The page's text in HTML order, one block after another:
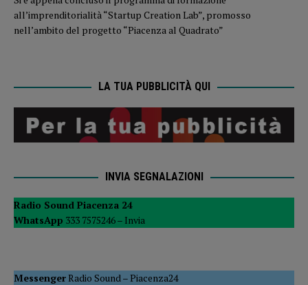
all’imprenditorialità “Startup Creation Lab”, promosso
nell’ambito del progetto “Piacenza al Quadrato”
LA TUA PUBBLICITÀ QUI
INVIA SEGNALAZIONI
Radio Sound Piacenza 24
WhatsApp 333 7575246 – Invia
MessengerRadio Sound–Piacenza24